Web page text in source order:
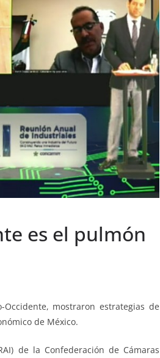
es el pulmón
mostraron estrategias de
de México.
de la Confederación de Cámaras